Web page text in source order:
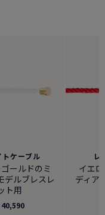
トケーブル
ールドのミ
デルブレスレ
ト用
レ
イエ
ディア